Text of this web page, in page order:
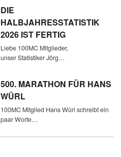
DIE
HALBJAHRESSTATISTIK
2026 IST FERTIG
Liebe 100MC Mitglieder,
unser Statistiker Jörg…
500. MARATHON FÜR HANS
WÜRL
100MC Mitglied Hans Würl schreibt ein
paar Worte…